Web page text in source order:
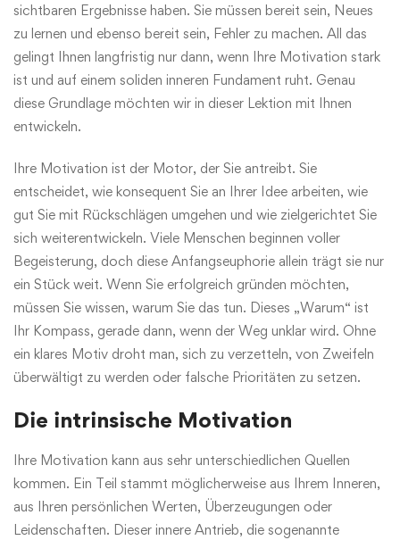
sichtbaren Ergebnisse haben. Sie müssen bereit sein, Neues
zu lernen und ebenso bereit sein, Fehler zu machen. All das
gelingt Ihnen langfristig nur dann, wenn Ihre Motivation stark
ist und auf einem soliden inneren Fundament ruht. Genau
diese Grundlage möchten wir in dieser Lektion mit Ihnen
entwickeln.
Ihre Motivation ist der Motor, der Sie antreibt. Sie
entscheidet, wie konsequent Sie an Ihrer Idee arbeiten, wie
gut Sie mit Rückschlägen umgehen und wie zielgerichtet Sie
sich weiterentwickeln. Viele Menschen beginnen voller
Begeisterung, doch diese Anfangseuphorie allein trägt sie nur
ein Stück weit. Wenn Sie erfolgreich gründen möchten,
müssen Sie wissen, warum Sie das tun. Dieses „Warum“ ist
Ihr Kompass, gerade dann, wenn der Weg unklar wird. Ohne
ein klares Motiv droht man, sich zu verzetteln, von Zweifeln
überwältigt zu werden oder falsche Prioritäten zu setzen.
Die intrinsische Motivation
Ihre Motivation kann aus sehr unterschiedlichen Quellen
kommen. Ein Teil stammt möglicherweise aus Ihrem Inneren,
aus Ihren persönlichen Werten, Überzeugungen oder
Leidenschaften. Dieser innere Antrieb, die sogenannte